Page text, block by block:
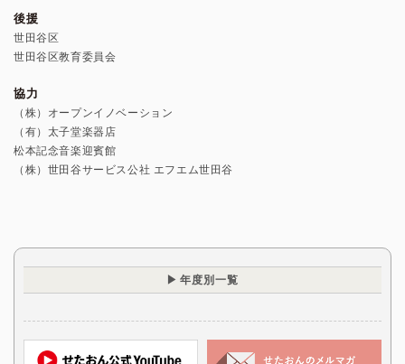
後援
世田谷区
世田谷区教育委員会
協力
（株）オープンイノベーション
（有）太子堂楽器店
松本記念音楽迎賓館
（株）世田谷サービス公社 エフエム世田谷
年度別一覧